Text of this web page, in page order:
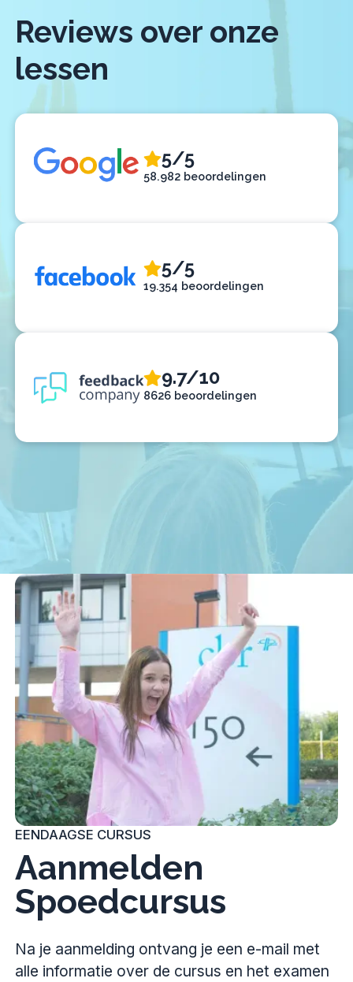
Reviews over onze
lessen
5/5
58.982 beoordelingen
5/5
19.354 beoordelingen
9.7/10
8626 beoordelingen
EENDAAGSE CURSUS
Aanmelden
Spoedcursus
Na je aanmelding ontvang je een e-mail met
alle informatie over de cursus en het examen